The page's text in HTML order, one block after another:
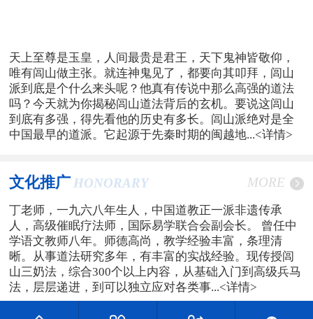
天上至尊是玉皇，人间最贵是君王，天下鬼神皆敬仰，
唯有闾山做主张。就连神鬼见了，都要向其叩拜，闾山
派到底是个什么来头呢？他真有传说中那么高强的道法
吗？今天就为你揭秘闾山道法背后的玄机。要说这闾山
到底有多强，得先看他的历史有多长。闾山派绝对是全
中国最早的道派。它起源于先秦时期的闽越地...<详情>
文化推广 HONORARY MORE
丁老师，一九六八年生人，中国道教正一派非遗传承
人，高级催眠疗法师，国际易学联合会副会长。 曾任中
学语文教师八年。师德高尚，教学经验丰富，条理清
晰。从事道法研究多年，有丰富的实战经验。现传授闾
山三奶法，综合300个以上内容，从基础入门到高级兵马
法，层层递进，到可以独立应对各类事...<详情>